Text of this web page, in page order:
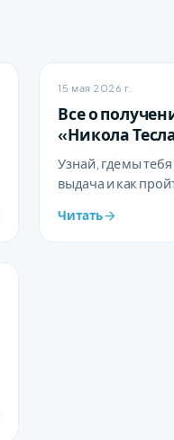
15 мая 2026 г.
Все о
«Никола
Узнай, где мы
выдача и как
Читать